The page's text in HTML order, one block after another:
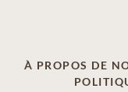
À PROPOS DE